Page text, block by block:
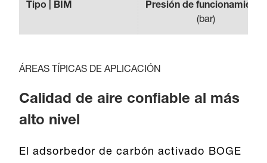
Tipo | BIM
Presión de funcionamiento
(bar)
ÁREAS TÍPICAS DE APLICACIÓN
Calidad de aire confiable al más
alto nivel
El adsorbedor de carbón activado BOGE